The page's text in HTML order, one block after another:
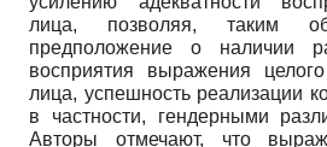
лица, позволяя, таким
предположение о наличии
восприятия выражения
лица, успешность реализации
в частности, гендерными
Авторы отмечают, что